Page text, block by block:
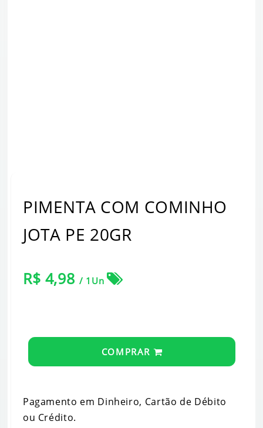
PIMENTA COM COMINHO
JOTA PE 20GR
R$ 4,98/ 1Un
COMPRAR
Pagamento em Dinheiro, Cartão de Débito
ou Crédito.